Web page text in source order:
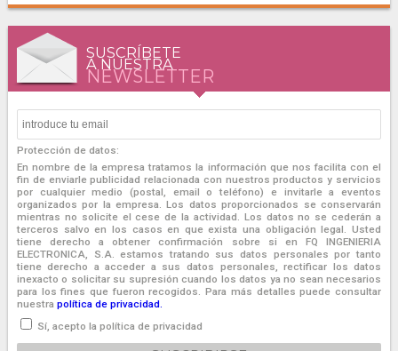
SUSCRÍBETE
A NUESTRA
NEWSLETTER
Protección de datos:
En nombre de la empresa tratamos la información que nos facilita con el
fin de enviarle publicidad relacionada con nuestros productos y servicios
por cualquier medio (postal, email o teléfono) e invitarle a eventos
organizados por la empresa. Los datos proporcionados se conservarán
mientras no solicite el cese de la actividad. Los datos no se cederán a
terceros salvo en los casos en que exista una obligación legal. Usted
tiene derecho a obtener confirmación sobre si en FQ INGENIERIA
ELECTRONICA, S.A. estamos tratando sus datos personales por tanto
tiene derecho a acceder a sus datos personales, rectificar los datos
inexacto o solicitar su supresión cuando los datos ya no sean necesarios
para los fines que fueron recogidos. Para más detalles puede consultar
nuestra política de privacidad.
Sí, acepto la política de privacidad